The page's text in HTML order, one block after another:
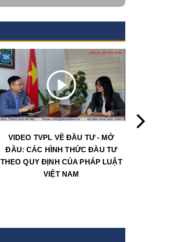
VIDEO TVPL VỀ ĐẦU TƯ - MỞ
ĐẦU: CÁC HÌNH THỨC ĐẦU TƯ
THEO QUY ĐỊNH CỦA PHÁP LUẬT
VIỆT NAM